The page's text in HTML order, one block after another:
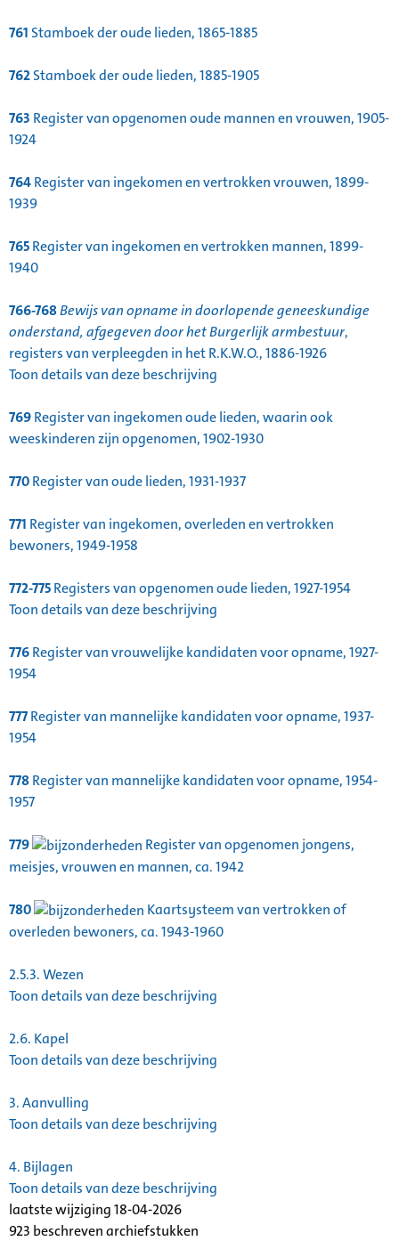
761 Stamboek der oude lieden, 1865-1885
762Stamboek der oude lieden, 1885-1905
763 Register van opgenomen oude mannen en vrouwen, 1905-
1924
764Register van ingekomen en vertrokken vrouwen, 1899-
1939
765Register van ingekomen en vertrokken mannen, 1899-
1940
766-768Bewijs van opname in doorlopende geneeskundige
onderstand, afgegeven door het Burgerlijk armbestuur,
registers van verpleegden in het R.K.W.O., 1886-1926
Toon details van deze beschrijving
769Register van ingekomen oude lieden, waarin ook
weeskinderen zijn opgenomen, 1902-1930
770Register van oude lieden, 1931-1937
771 Register van ingekomen, overleden en vertrokken
bewoners, 1949-1958
772-775Registers van opgenomen oude lieden, 1927-1954
Toon details van deze beschrijving
776Register van vrouwelijke kandidaten voor opname, 1927-
1954
777Register van mannelijke kandidaten voor opname, 1937-
1954
778Register van mannelijke kandidaten voor opname, 1954-
1957
779
Register van opgenomen jongens,
meisjes, vrouwen en mannen, ca. 1942
780
Kaartsysteem van vertrokken of
overleden bewoners, ca. 1943-1960
2.5.3.Wezen
Toon details van deze beschrijving
2.6. Kapel
Toon details van deze beschrijving
3.Aanvulling
Toon details van deze beschrijving
4. Bijlagen
Toon details van deze beschrijving
laatste wijziging 18-04-2026
923 beschreven archiefstukken